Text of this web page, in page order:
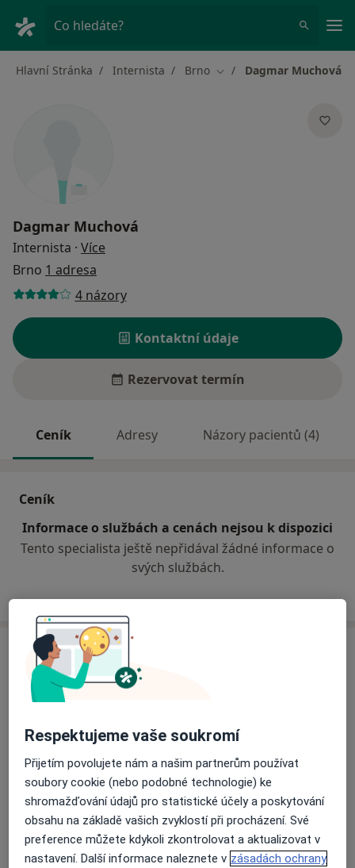
Co hledáte?
Hlavní Stránka Internista Brno Změna města
Dagmar Muchová
Dagmar Muchová
Internista · Více
Brno 1 adresa
4 názory
Kontaktní údaje
Rezervovat termín
Ceník Adresy Názory pacientů (4)
Ceník
Informace o službách a cenách nejsou k dispozici
Tento specialista ještě nepřidával žádné informace o
svých službách.
Adresa
Praktický lékař
Herčíkova 23,
Přiblížit mapuse otevře v nové záložce
Dostupnost
Na této adrese online kalendář není aktivní
Co mám v takové situaci udělat?
Respektujeme vaše soukromí
Přijetím povolujete nám a našim partnerům používat
soubory cookie (nebo podobné technologie) ke
shromažďování údajů pro statistické účely a poskytování
obsahu na základě vašich zvyklostí při procházení. Své
preference můžete kdykoli zkontrolovat a aktualizovat v
nastavení. Další informace naleznete v zásadách ochrany